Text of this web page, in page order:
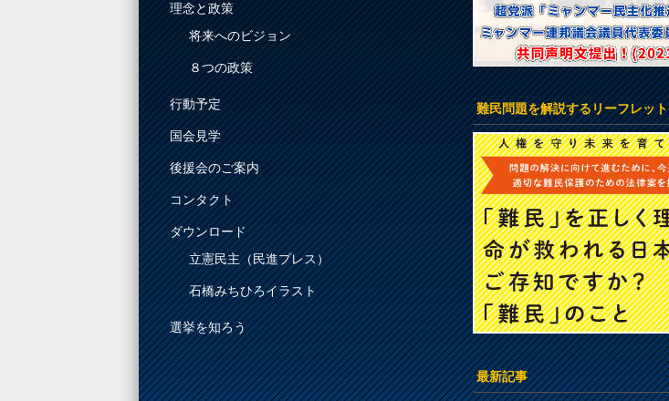
理念と政策
将来へのビジョン
８つの政策
行動予定
国会見学
後援会のご案内
コンタクト
ダウンロード
立憲民主（民進プレス）
石橋みちひろイラスト
選挙を知ろう
難民問題を解説するリーフレット
最新記事